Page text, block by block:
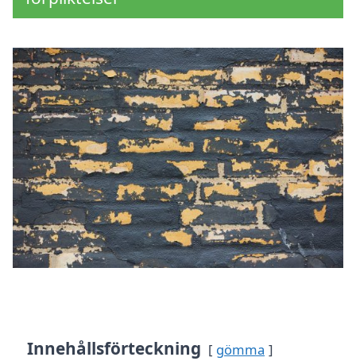
Innehållsförteckning gömma